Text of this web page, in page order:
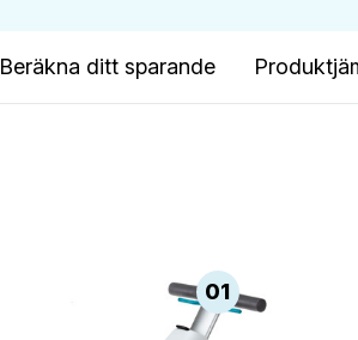
Beräkna ditt sparande
01